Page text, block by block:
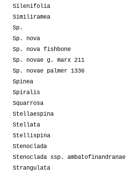
Silenifolia
Similiramea
Sp.
Sp. nova
Sp. nova fishbone
Sp. novae g. marx 211
Sp. novae palmer 1336
Spinea
Spiralis
Squarrosa
Stellaespina
Stellata
Stellispina
Stenoclada
Stenoclada ssp. ambatofinandranae
Strangulata